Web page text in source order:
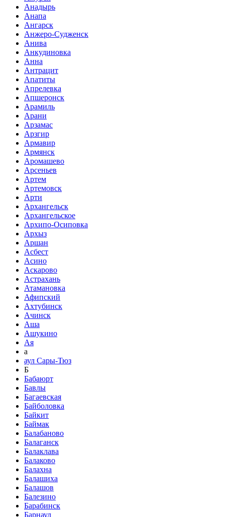
Анадырь
Анапа
Ангарск
Анжеро-Судженск
Анива
Анкудиновка
Анна
Антрацит
Апатиты
Апрелевка
Апшеронск
Арамиль
Арани
Арзамас
Арзгир
Армавир
Армянск
Аромашево
Арсеньев
Артем
Артемовск
Арти
Архангельск
Архангельское
Архипо-Осиповка
Архыз
Аршан
Асбест
Асино
Аскарово
Астрахань
Атамановка
Афипский
Ахтубинск
Ачинск
Аша
Ашукино
Ая
а
аул Сары-Тюз
Б
Бабаюрт
Бавлы
Багаевская
Байболовка
Байкит
Баймак
Балабаново
Балаганск
Балаклава
Балаково
Балахна
Балашиха
Балашов
Балезино
Барабинск
Барнаул